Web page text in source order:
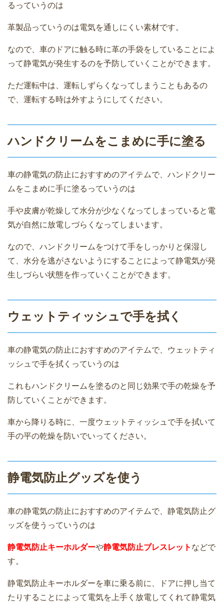
るっていうのは
革製品っていうのは電気を通しにくい素材です。
なので、車のドアに触る時に革の手袋をしていることによ
って静電気が発生するのを予防していくことができます。
ただ運転中は、運転しずらくなってしまうこともあるの
で、運転する時は外すようにしてください。
ハンドクリームをこまめに手に塗る
車の静電気の防止におすすめのアイテムで、ハンドクリー
ムをこまめに手に塗るっていうのは
手や皮膚が乾燥して水分が少なくなってしまっていると電
気が自然に放電しづらくなってしまいます。
なので、ハンドクリームをつけて手をしっかりと保湿し
て、水分を逃がさないようにすることによって静電気が発
生しづらい状態を作っていくことができます。
ウェットティッシュで手を拭く
車の静電気の防止におすすめのアイテムで、ウェットティ
ッシュで手を拭くっていうのは
これもハンドクリームを塗るのと同じ効果で手の乾燥を予
防していくことができます。
車から降りる時に、一度ウェットティッシュで手を拭いて
手の平の乾燥を防いでいってください。
静電気防止グッズを使う
車の静電気の防止におすすめのアイテムで、静電気防止グ
ッズを使うっていうのは
静電気防止キーホルダーや静電気防止ブレスレット などで
す。
静電気防止キーホルダーを車に乗る前に、ドアに押し当て
たりすることによって電気を上手く放電してくれて静電気